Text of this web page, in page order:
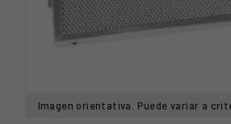
Imagen orientativa. Puede variar a